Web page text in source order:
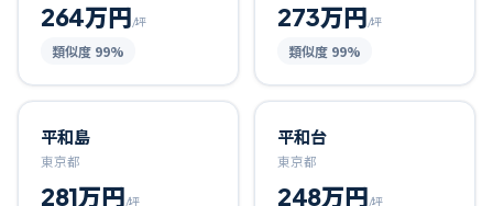
264万円/坪
類似度 99%
273万円/坪
類似度 99%
平和島
東京都
281万円/坪
平和台
東京都
248万円/坪